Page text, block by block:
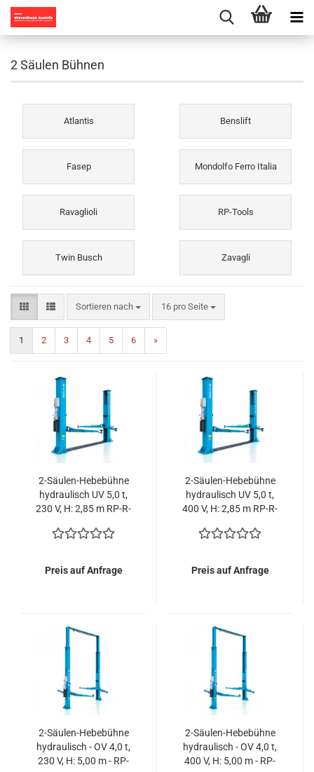
2 Säulen Bühnen
Atlantis Benslift
Fasep Mondolfo Ferro Italia
Ravaglioli RP-Tools
Twin Busch Zavagli
Sortieren nach
Sortieren nach 16 pro Seite
pro Seite
1 2 3 4 5 6 »
2-Säulen-Hebebühne
hydraulisch UV 5,0 t,
230 V, H: 2,85 m RP-R-
Preis auf Anfrage
2-Säulen-Hebebühne
hydraulisch UV 5,0 t,
400 V, H: 2,85 m RP-R-
Preis auf Anfrage
2-Säulen-Hebebühne
hydraulisch - OV 4,0 t,
230 V, H: 5,00 m - RP-
2-Säulen-Hebebühne
hydraulisch - OV 4,0 t,
400 V, H: 5,00 m - RP-